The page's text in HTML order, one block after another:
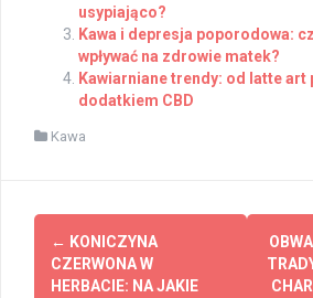
usypiająco?
Kawa i depresja poporodowa:
wpływać na zdrowie matek?
Kawiarniane trendy: od latte art
dodatkiem CBD
Kawa
Post
navigation
← KONICZYNA
CZERWONA W
HERBACIE: NA JAKIE